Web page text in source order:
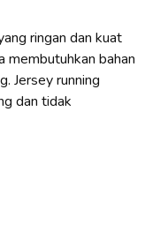
ringan dan kuat
membutuhkan bahan
Jersey running
dan tidak